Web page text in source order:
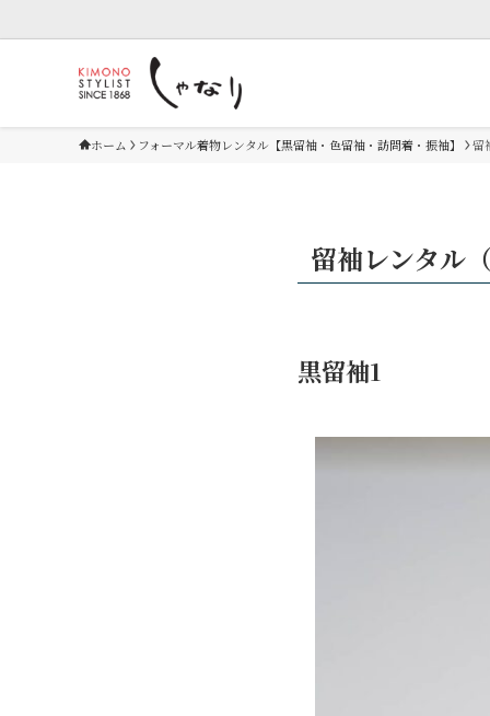
ホーム フォーマル着物レンタル【黒留袖・色留袖・訪問着・振袖】 留
留袖レンタル
黒留袖1